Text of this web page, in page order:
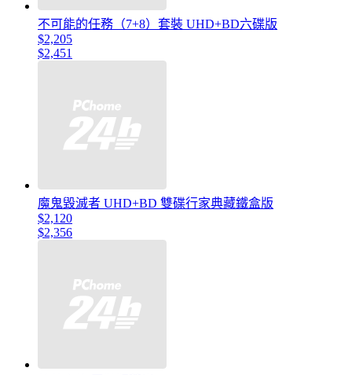
不可能的任務（7+8）套裝 UHD+BD六碟版
$2,205
$2,451
魔鬼毀滅者 UHD+BD 雙碟行家典藏鐵盒版
$2,120
$2,356